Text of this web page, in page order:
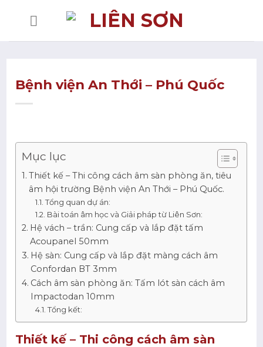
Bệnh viện An Thới – Phú Quốc
Mục lục
Thiết kế – Thi công cách âm sàn phòng ăn, tiêu
âm hội trường Bệnh viện An Thới – Phú Quốc.
Tổng quan dự án:
Bài toán âm học và Giải pháp từ Liên Sơn:
Hệ vách – trần: Cung cấp và lắp đặt tấm
Acoupanel 50mm
Hệ sàn: Cung cấp và lắp đặt màng cách âm
Confordan BT 3mm
Cách âm sàn phòng ăn: Tấm lót sàn cách âm
Impactodan 10mm
Tổng kết:
Thiết kế – Thi công cách âm sàn